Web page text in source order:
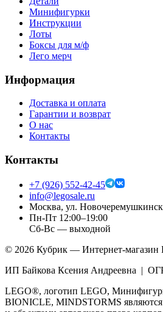
Минифигурки
Инструкции
Лоты
Боксы для м/ф
Лего мерч
Информация
Доставка и оплата
Гарантии и возврат
О нас
Контакты
Контакты
+7 (926) 552-42-45
info@legosale.ru
Москва, ул.
Пн-Пт 12:00–19:00
Сб-Вс — выходной
© 2026 Кубрик — Интернет-магазин
ИП Байкова Ксения Андреевна |
LEGO®, логотип LEGO,
BIONICLE, MINDSTORMS